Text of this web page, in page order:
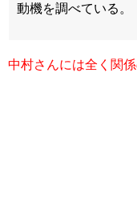
動機を調べている。
中村さんには全く関